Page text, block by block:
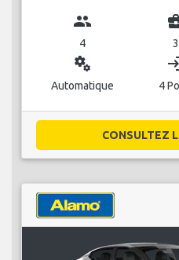
group
4 3
miscellaneous_services
Automatique 4
CONSULTEZ